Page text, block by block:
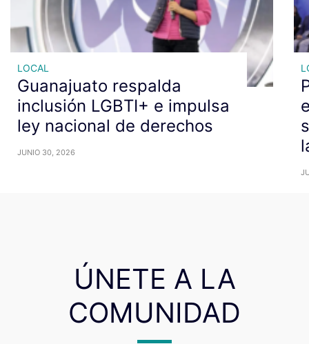
LOCAL
Guanajuato respalda
inclusión LGBTI+ e impulsa
ley nacional de derechos
JUNIO 30, 2026
ÚNETE A LA
COMUNIDAD